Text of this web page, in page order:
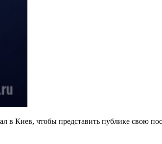
Киев, чтобы представить публике свою